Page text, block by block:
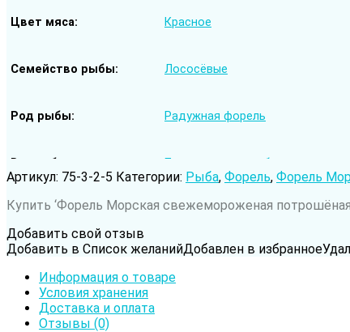
Цвет мяса Красное
Семейство рыбы Лососёвые
Род рыбы Радужная форель
Вода обитания Пресноводная рыба
Артикул: 75-3-2-5 Категории: Рыба, Форель, Форель
Купить ‘Форель Морская свежемороженая
Добавить свой отзыв
Добавить в Список желанийДобавлен в избранное
Информация о товаре
Условия хранения
Доставка и оплата
Отзывы (0)